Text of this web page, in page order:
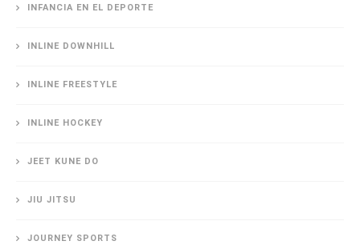
INFANCIA EN EL DEPORTE
INLINE DOWNHILL
INLINE FREESTYLE
INLINE HOCKEY
JEET KUNE DO
JIU JITSU
JOURNEY SPORTS